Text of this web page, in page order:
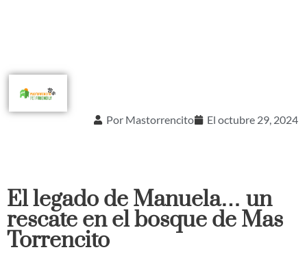
Por Mastorrencito El octubre 29, 2024
El legado de Manuela… un
rescate en el bosque de Mas
Torrencito